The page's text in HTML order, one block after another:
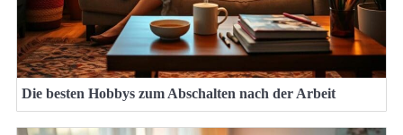
Die besten Hobbys zum Abschalten nach der Arbeit